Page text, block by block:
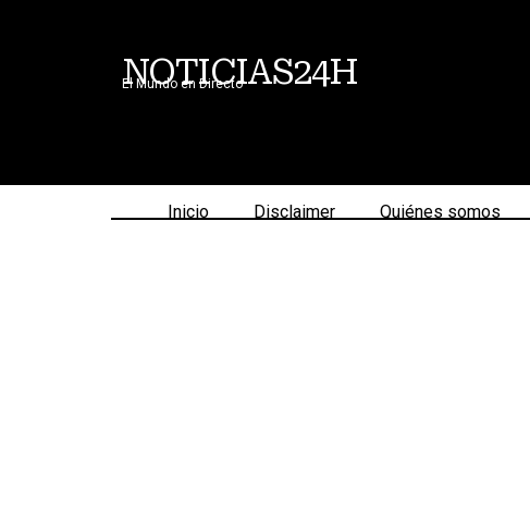
NOTICIAS24H
El Mundo en Directo
Inicio Disclaimer Quiénes somos